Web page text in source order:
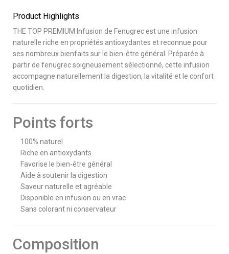
Product Highlights
THE TOP PREMIUM Infusion de Fenugrec est une infusion
naturelle riche en propriétés antioxydantes et reconnue pour
ses nombreux bienfaits sur le bien-être général. Préparée à
partir de fenugrec soigneusement sélectionné, cette infusion
accompagne naturellement la digestion, la vitalité et le confort
quotidien.
Points forts
100% naturel
Riche en antioxydants
Favorise le bien-être général
Aide à soutenir la digestion
Saveur naturelle et agréable
Disponible en infusion ou en vrac
Sans colorant ni conservateur
Composition